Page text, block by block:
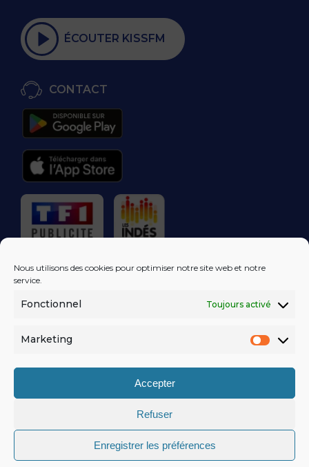
Nous utilisons des cookies pour optimiser notre site web et notre
service.
Fonctionnel Toujours activé
Marketing
Accepter
Refuser
Enregistrer les préférences
ÉCOUTER KISSFM
CONTACT
RÉGIE PUBLICITAIRE
LES EXCLUS
DANS VOTRE
MENTIONS LÉGALES
POLITIQUE DE CONFIDENTIALITÉ